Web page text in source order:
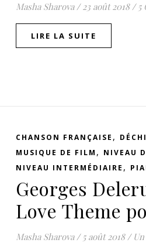
Masha Sharova / 23 août 2018 / 5
LIRE LA SUITE
CHANSON FRANÇAISE ,
MUSIQUE DE FILM , NIVEAU
NIVEAU INTERMÉDIAIRE ,
Georges
Love Theme
Masha Sharova / 5 août 2018 /